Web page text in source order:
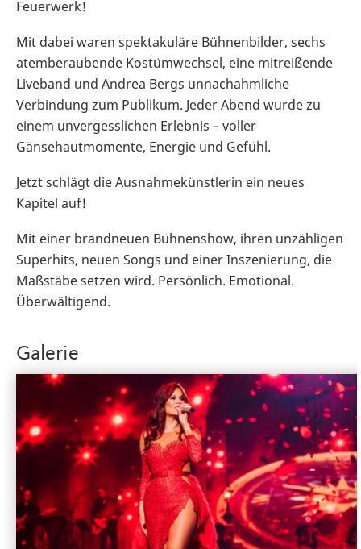
Feuerwerk!
Mit dabei waren spektakuläre Bühnenbilder, sechs
atemberaubende Kostümwechsel, eine mitreißende
Liveband und Andrea Bergs unnachahmliche
Verbindung zum Publikum. Jeder Abend wurde zu
einem unvergesslichen Erlebnis – voller
Gänsehautmomente, Energie und Gefühl.
Jetzt schlägt die Ausnahmekünstlerin ein neues
Kapitel auf!
Mit einer brandneuen Bühnenshow, ihren unzähligen
Superhits, neuen Songs und einer Inszenierung, die
Maßstäbe setzen wird. Persönlich. Emotional.
Überwältigend.
Galerie